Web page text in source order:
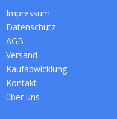
Impressum
Datenschutz
AGB
Versand
Kaufabwicklung
Kontakt
über uns